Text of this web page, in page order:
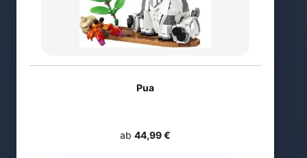
Pua
ab 44,99 €